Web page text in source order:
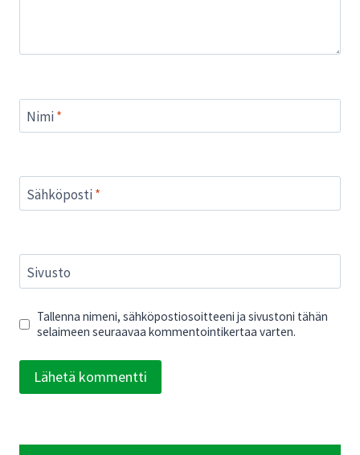
Nimi *
Sähköposti *
Sivusto
Tallenna nimeni, sähköpostiosoitteeni ja sivustoni tähän
selaimeen seuraavaa kommentointikertaa varten.